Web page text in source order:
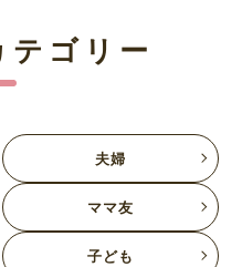
ゴリー
夫婦
ママ友
子ども